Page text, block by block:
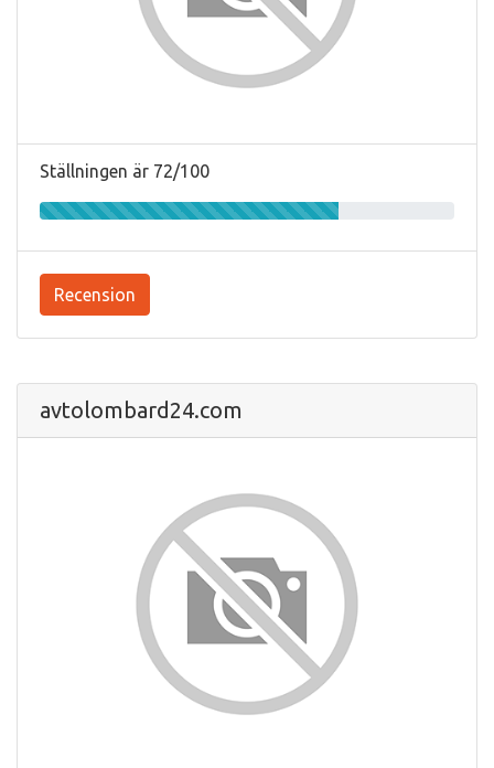
Ställningen är 72/100
Recension
avtolombard24.com